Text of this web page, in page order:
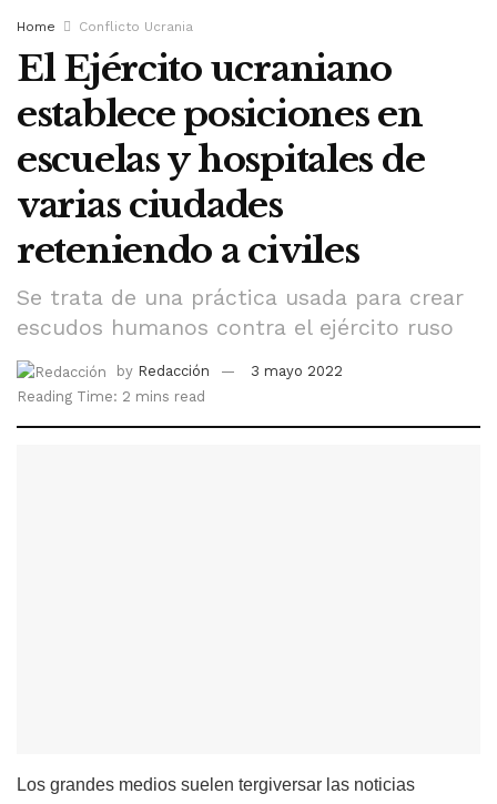
Home Conflicto Ucrania
El Ejército ucraniano
establece posiciones en
escuelas y hospitales de
varias ciudades
reteniendo a civiles
Se trata de una práctica usada para crear
escudos humanos contra el ejército ruso
by Redacción
3 mayo 2022
Reading Time: 2 mins read
Los grandes medios suelen tergiversar las noticias